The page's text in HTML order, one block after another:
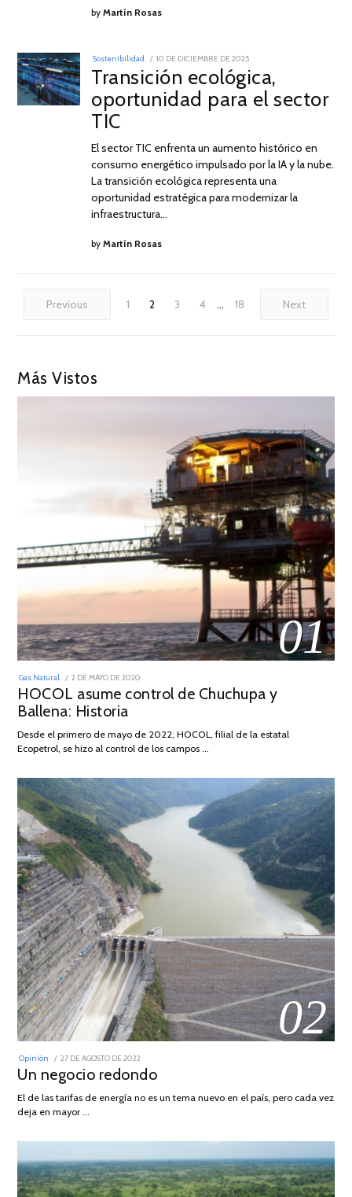
byMartín Rosas
Sostenibilidad
POSTED
ON
10 DE DICIEMBRE DE 2025
DE
FEBRERO
DE
2026
Transición ecológica,
oportunidad para el sector
TIC
El sector TIC enfrenta un aumento histórico en
consumo energético impulsado por la IA y la nube.
La transición ecológica representa una
oportunidad estratégica para modernizar la
infraestructura…
byMartín Rosas
Previous 1 2 3 4 … 18 Next
Más Vistos
01
Gas Natural
POSTED
2 DE MAYO DE 2020
DE
FEBRERO
HOCOL asume control de Chuchupa y
Ballena: Historia
Desde el primero de mayo de 2022, HOCOL, filial de la estatal
Ecopetrol, se hizo al control de los campos …
02
Opinión
POSTED
27 DE AGOSTO DE 2022
DE
AGOSTO
Un negocio redondo
El de las tarifas de energía no es un tema nuevo en el país, pero cada vez
deja en mayor …